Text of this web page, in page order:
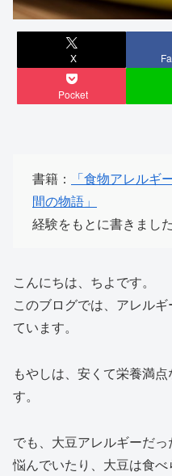
X
Pocket
書籍：
「食物アレルギ
間の物語」
経験をもとに書きまし
こんにちは、ちよです。
このブログでは、アレル
ています。
もやしは、安くて栄養満
す。
でも、大豆アレルギーだ
悩んでいたり、大豆は食べ